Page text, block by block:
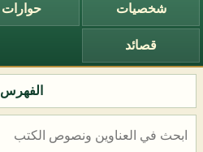
شخصيات حوارات
قصائد
الفهرس